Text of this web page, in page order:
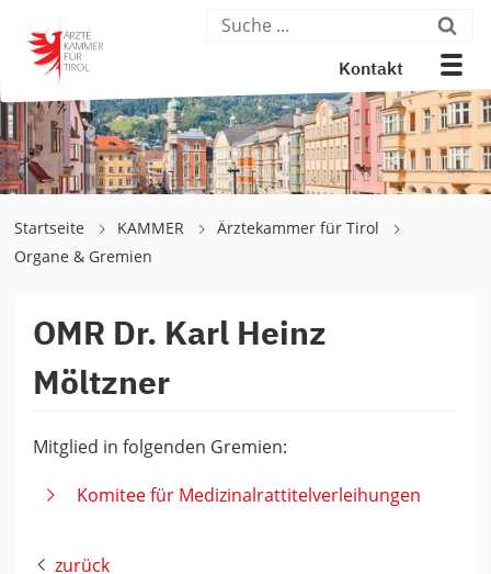
Kontakt
Startseite KAMMER
Ärztekammer für Tirol
Organe & Gremien
OMR Dr. Karl Heinz
Möltzner
Mitglied in folgenden Gremien:
Komitee für Medizinalrattitelverleihungen
zurück